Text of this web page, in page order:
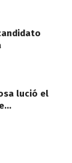
lució el